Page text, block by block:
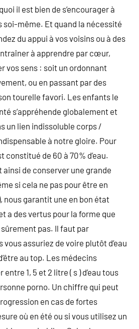
il est bien de s’encourager à
soi-même. Et quand la nécessité
du appui à vos voisins ou à des
à apprendre par cœur,
vos sens : soit un ordonnant
ou en passant par des
tourelle favori. Les enfants le
s’appréhende globalement et
un lien indissoluble corps /
à notre gloire. Pour
constitué de 60 à 70% d’eau.
ainsi de conserver une grande
si cela ne pas pour être en
nous garantit une en bon état
a des vertus pour la forme que
pas. Il faut par
assuriez de voire plutôt d’eau
au top. Les médecins
1, 5 et 2 litre ( s ) d’eau tous
porno. Un chiffre qui peut
en cas de fortes
où en été ou si vous utilisez un